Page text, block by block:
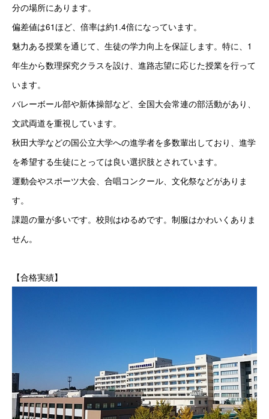
分の場所にあります。
偏差値は61ほど、倍率は約1.4倍になっています。
魅力ある授業を通じて、生徒の学力向上を保証します。特に、1
年生から数理探究クラスを設け、進路志望に応じた授業を行って
います。
バレーボール部や新体操部など、全国大会常連の部活動があり、
文武両道を重視しています。
秋田大学などの国公立大学への進学者を多数輩出しており、進学
を希望する生徒にとっては良い選択肢とされています。
運動会やスポーツ大会、合唱コンクール、文化祭などがありま
す。
課題の量が多いです。校則はゆるめです。制服はかわいくありま
せん。
【合格実績】